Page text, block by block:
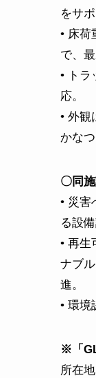
をサポ
• 床荷
で、
• トラ
応。
• 外観
かな
〇同
• 災害
る設
• 再生
ナブ
進。
• 環境
※「
所在